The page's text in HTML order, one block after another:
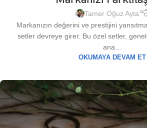
Tamer Oğuz Ayta
Markanızın değerini ve prestijini
setler devreye girer. Bu özel setler,
ana...
OKUMAYA DEVAM ET